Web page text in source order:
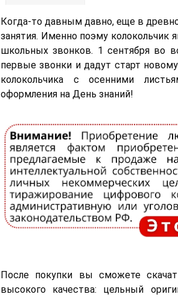
Когда-то давным давно, еще в
занятия. Именно поэму
школьных звонков. 1 сентября во
первые звонки и дадут старт
колокольчика с осенними
оформления на День знаний!
После покупки вы сможете
высокого качества: цельный